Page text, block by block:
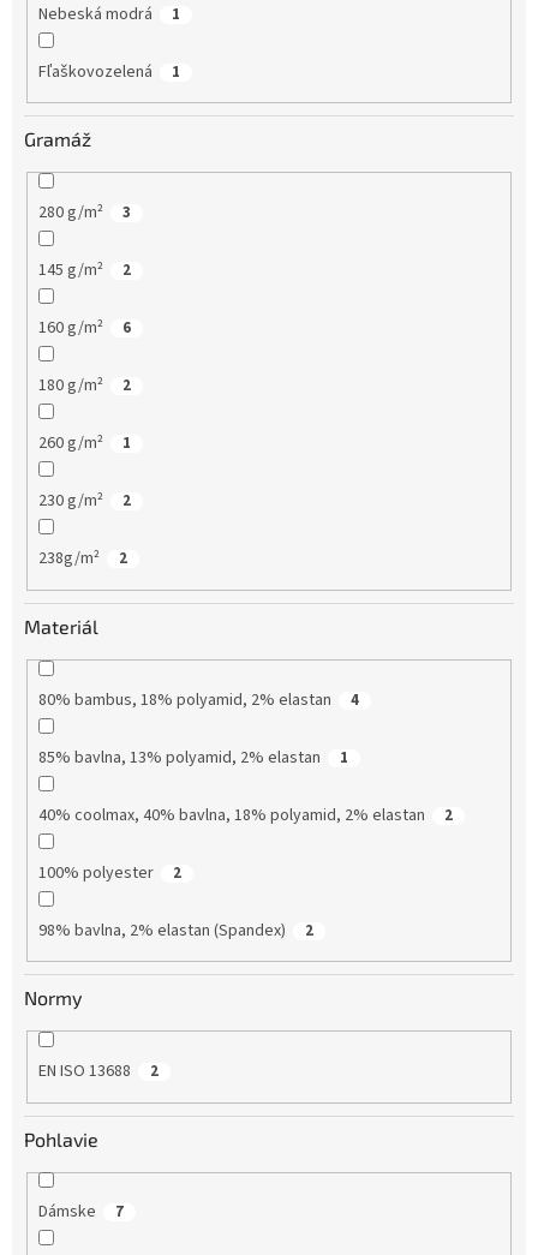
Nebeská modrá 1
Fľaškovozelená 1
Gramáž
280 g/m² 3
145 g/m² 2
160 g/m² 6
180 g/m² 2
260 g/m² 1
230 g/m² 2
238g/m² 2
Materiál
80% bambus, 18% polyamid, 2% elastan 4
85% bavlna, 13% polyamid, 2% elastan 1
40% coolmax, 40% bavlna, 18% polyamid, 2% elastan 2
100% polyester 2
98% bavlna, 2% elastan (Spandex) 2
Normy
EN ISO 13688 2
Pohlavie
Dámske 7